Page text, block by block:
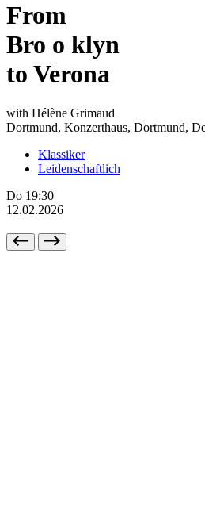
From
Bro o klyn
to Verona
with Hélène Grimaud
Dortmund, Konzerthaus, Dortmund,
Klassiker
Leidenschaftlich
Do 19:30
12.02.2026